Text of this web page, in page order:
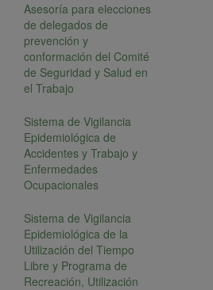
Asesoría para elecciones
de delegados de
prevención y
conformación del Comité
de Seguridad y Salud en
el Trabajo
Sistema de Vigilancia
Epidemiológica de
Accidentes y Trabajo y
Enfermedades
Ocupacionales
Sistema de Vigilancia
Epidemiológica de la
Utilización del Tiempo
Libre y Programa de
Recreación, Utilización